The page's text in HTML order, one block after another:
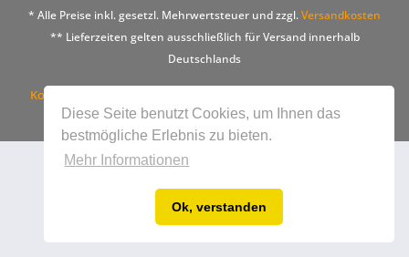
Diese Seite benutzt Cookies, um Ihnen das
bestmögliche Erlebnis zu bieten.
Mehr Informationen
Ok, verstanden
* Alle Preise inkl. gesetzl. Mehrwertsteuer und zzgl.Versandkosten
** Lieferzeiten gelten ausschließlich für Versand innerhalb
Deutschlands
Kontakt
AGB
Impressum